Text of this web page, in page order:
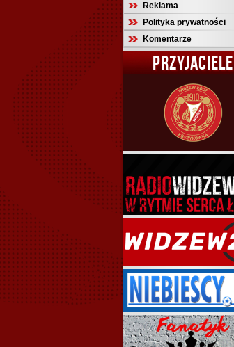
Reklama
Polityka prywatności
Komentarze
PRZYJACIELE